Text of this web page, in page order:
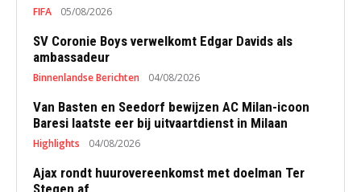
FIFA 05/08/2026
SV Coronie Boys verwelkomt Edgar Davids als
ambassadeur
Binnenlandse Berichten 04/08/2026
Van Basten en Seedorf bewijzen AC Milan-icoon
Baresi laatste eer bij uitvaartdienst in Milaan
Highlights 04/08/2026
Ajax rondt huurovereenkomst met doelman Ter
Stegen af